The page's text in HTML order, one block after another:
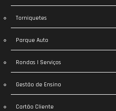
Torniquetes
Parque Auto
Rondas | Serviços
Gestão de Ensino
Cartão Cliente